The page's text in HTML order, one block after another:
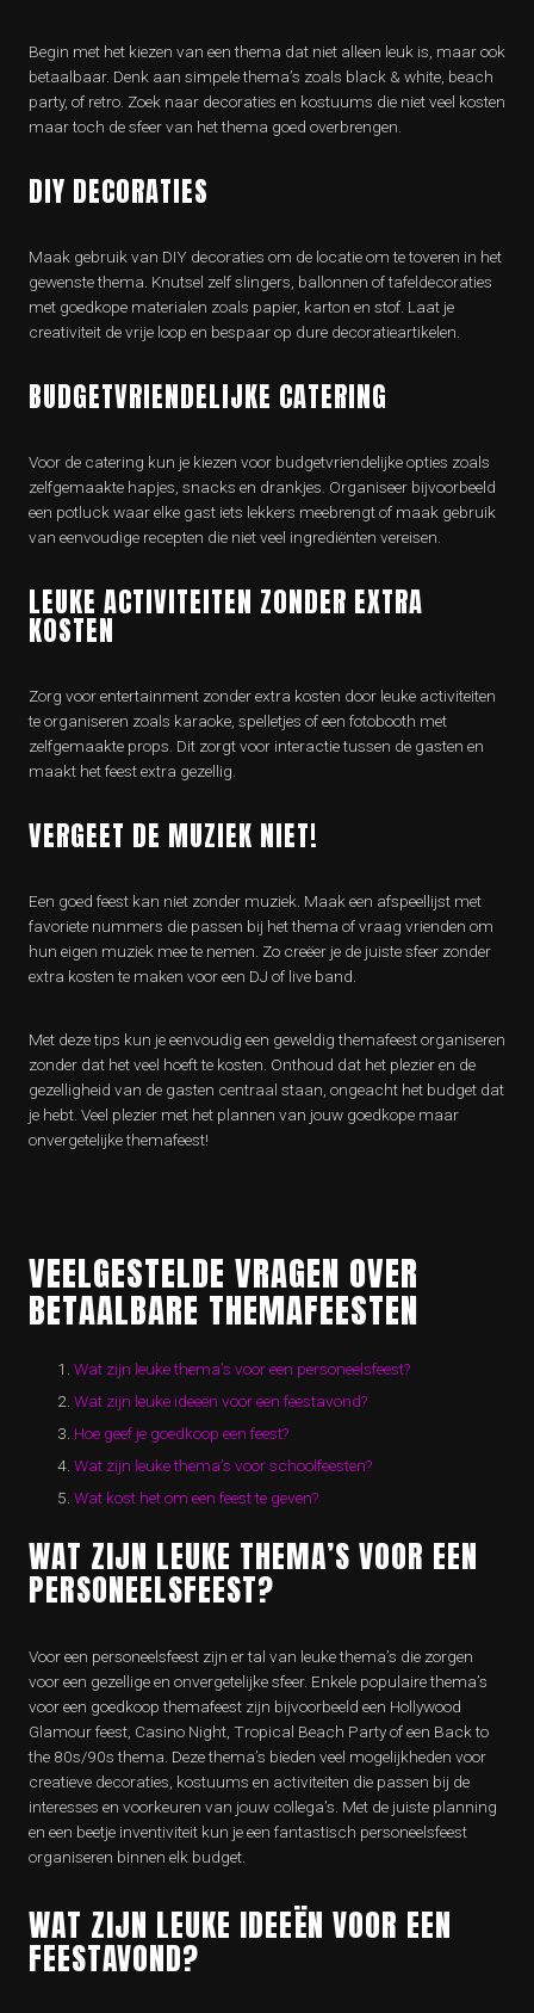
Begin met het kiezen van een thema dat niet alleen leuk is, maar ook
betaalbaar. Denk aan simpele thema’s zoals black & white, beach
party, of retro. Zoek naar decoraties en kostuums die niet veel kosten
maar toch de sfeer van het thema goed overbrengen.
DIY DECORATIES
Maak gebruik van DIY decoraties om de locatie om te toveren in het
gewenste thema. Knutsel zelf slingers, ballonnen of tafeldecoraties
met goedkope materialen zoals papier, karton en stof. Laat je
creativiteit de vrije loop en bespaar op dure decoratieartikelen.
BUDGETVRIENDELIJKE CATERING
Voor de catering kun je kiezen voor budgetvriendelijke opties zoals
zelfgemaakte hapjes, snacks en drankjes. Organiseer bijvoorbeeld
een potluck waar elke gast iets lekkers meebrengt of maak gebruik
van eenvoudige recepten die niet veel ingrediënten vereisen.
LEUKE ACTIVITEITEN ZONDER EXTRA
KOSTEN
Zorg voor entertainment zonder extra kosten door leuke activiteiten
te organiseren zoals karaoke, spelletjes of een fotobooth met
zelfgemaakte props. Dit zorgt voor interactie tussen de gasten en
maakt het feest extra gezellig.
VERGEET DE MUZIEK NIET!
Een goed feest kan niet zonder muziek. Maak een afspeellijst met
favoriete nummers die passen bij het thema of vraag vrienden om
hun eigen muziek mee te nemen. Zo creëer je de juiste sfeer zonder
extra kosten te maken voor een DJ of live band.
Met deze tips kun je eenvoudig een geweldig themafeest organiseren
zonder dat het veel hoeft te kosten. Onthoud dat het plezier en de
gezelligheid van de gasten centraal staan, ongeacht het budget dat
je hebt. Veel plezier met het plannen van jouw goedkope maar
onvergetelijke themafeest!
VEELGESTELDE VRAGEN OVER
BETAALBARE THEMAFEESTEN
Wat zijn leuke thema’s voor een personeelsfeest?
Wat zijn leuke ideeën voor een feestavond?
Hoe geef je goedkoop een feest?
Wat zijn leuke thema’s voor schoolfeesten?
Wat kost het om een feest te geven?
WAT ZIJN LEUKE THEMA’S VOOR EEN
PERSONEELSFEEST?
Voor een personeelsfeest zijn er tal van leuke thema’s die zorgen
voor een gezellige en onvergetelijke sfeer. Enkele populaire thema’s
voor een goedkoop themafeest zijn bijvoorbeeld een Hollywood
Glamour feest, Casino Night, Tropical Beach Party of een Back to
the 80s/90s thema. Deze thema’s bieden veel mogelijkheden voor
creatieve decoraties, kostuums en activiteiten die passen bij de
interesses en voorkeuren van jouw collega’s. Met de juiste planning
en een beetje inventiviteit kun je een fantastisch personeelsfeest
organiseren binnen elk budget.
WAT ZIJN LEUKE IDEEËN VOOR EEN
FEESTAVOND?